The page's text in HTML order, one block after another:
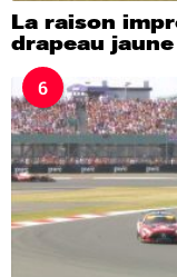
La raison
drapeau
6